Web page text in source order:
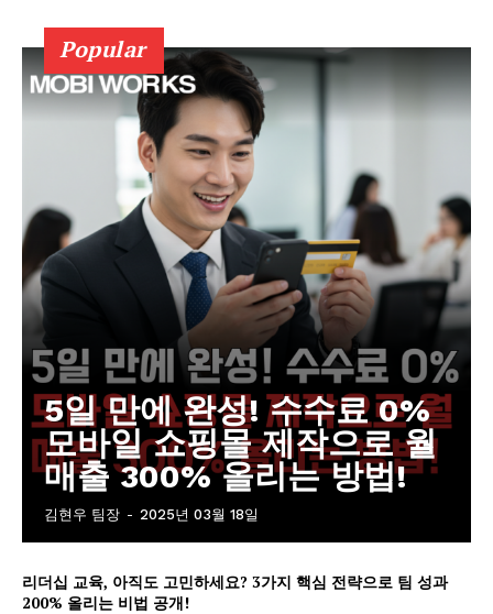
Popular
5일 만에 완성! 수수료 0%
모바일 쇼핑몰 제작으로 월
매출 300% 올리는 방법!
김현우 팀장 - 2025년 03월 18일
리더십 교육, 아직도 고민하세요? 3가지 핵심 전략으로 팀 성과
200% 올리는 비법 공개!